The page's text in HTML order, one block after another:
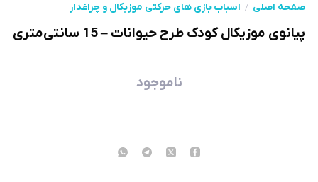
صفحه اصلی اسباب بازی های حرکتی موزیکال و چراغدار
پیانوی موزیکال کودک طرح حیوانات – 15 سانتی‌متری
ناموجود